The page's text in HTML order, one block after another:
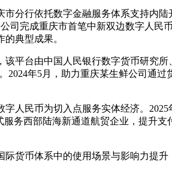
分行依托数字金融服务体系支持内
司完成重庆市首笔中新双边数字人
典型成果。
平台由中国人民银行数字货币研究
年5月，助力重庆某生鲜公司通
人民币为切入点服务实体经济。
西部陆海新通道航贸企业，提升支
货币体系中的使用场景与影响力提升